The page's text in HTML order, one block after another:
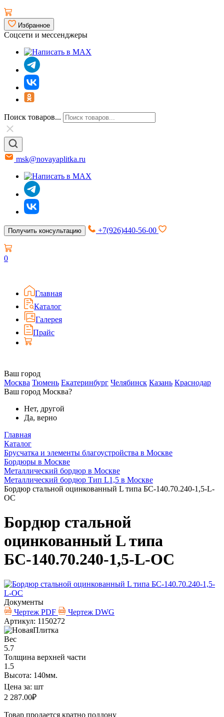
Избранное
Соцсети и мессенджеры
Поиск товаров...
msk@novayaplitka.ru
Получить консультацию +7(926)440-56-00
0
Главная
Каталог
Галерея
Прайс
Ваш город
Москва Тюмень Екатеринбург Челябинск Казань Краснодар
Ваш город Москва?
Нет, другой
Да, верно
Главная
Каталог
Брусчатка и элементы благоустройства в Москве
Бордюры в Москве
Металлический бордюр в Москве
Металлический бордюр Тип L1,5 в Москве
Бордюр стальной оцинкованный L типа БС-140.70.240-1,5-L-
ОС
Бордюр стальной
оцинкованный L типа
БС-140.70.240-1,5-L-ОС
Документы
Чертеж PDF
Чертеж DWG
Артикул: 1150272
Вес
5.7
Толщина верхней части
1.5
Высота: 140мм.
Цена за: шт
2 287.00₽
Товар продается кратно поддону